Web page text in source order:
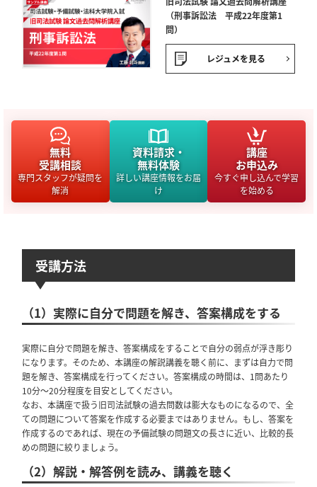
（刑事訴訟法 平成22年度第1
問）
レジュメを見る
無料
受講相談
専門スタッフが疑問を
解消
資料請求・
無料体験
詳しい講座情報をお届
け
講座
お申込み
今すぐ申し込んで学習
を始める
受講方法
（1）実際に自分で問題を解き、答案構成をする
実際に自分で問題を解き、答案構成をすることで自分の弱点が浮き彫り
になります。そのため、本講座の解説講義を聴く前に、まずは自力で問
題を解き、答案構成を行ってください。答案構成の時間は、1問あたり
10分～20分程度を目安としてください。
なお、本講座で扱う旧司法試験の過去問数は膨大なものになるので、全
ての問題について答案を作成する必要まではありません。もし、答案を
作成するのであれば、現在の予備試験の問題文の長さに近い、比較的長
めの問題に絞りましょう。
（2）解説・解答例を読み、講義を聴く